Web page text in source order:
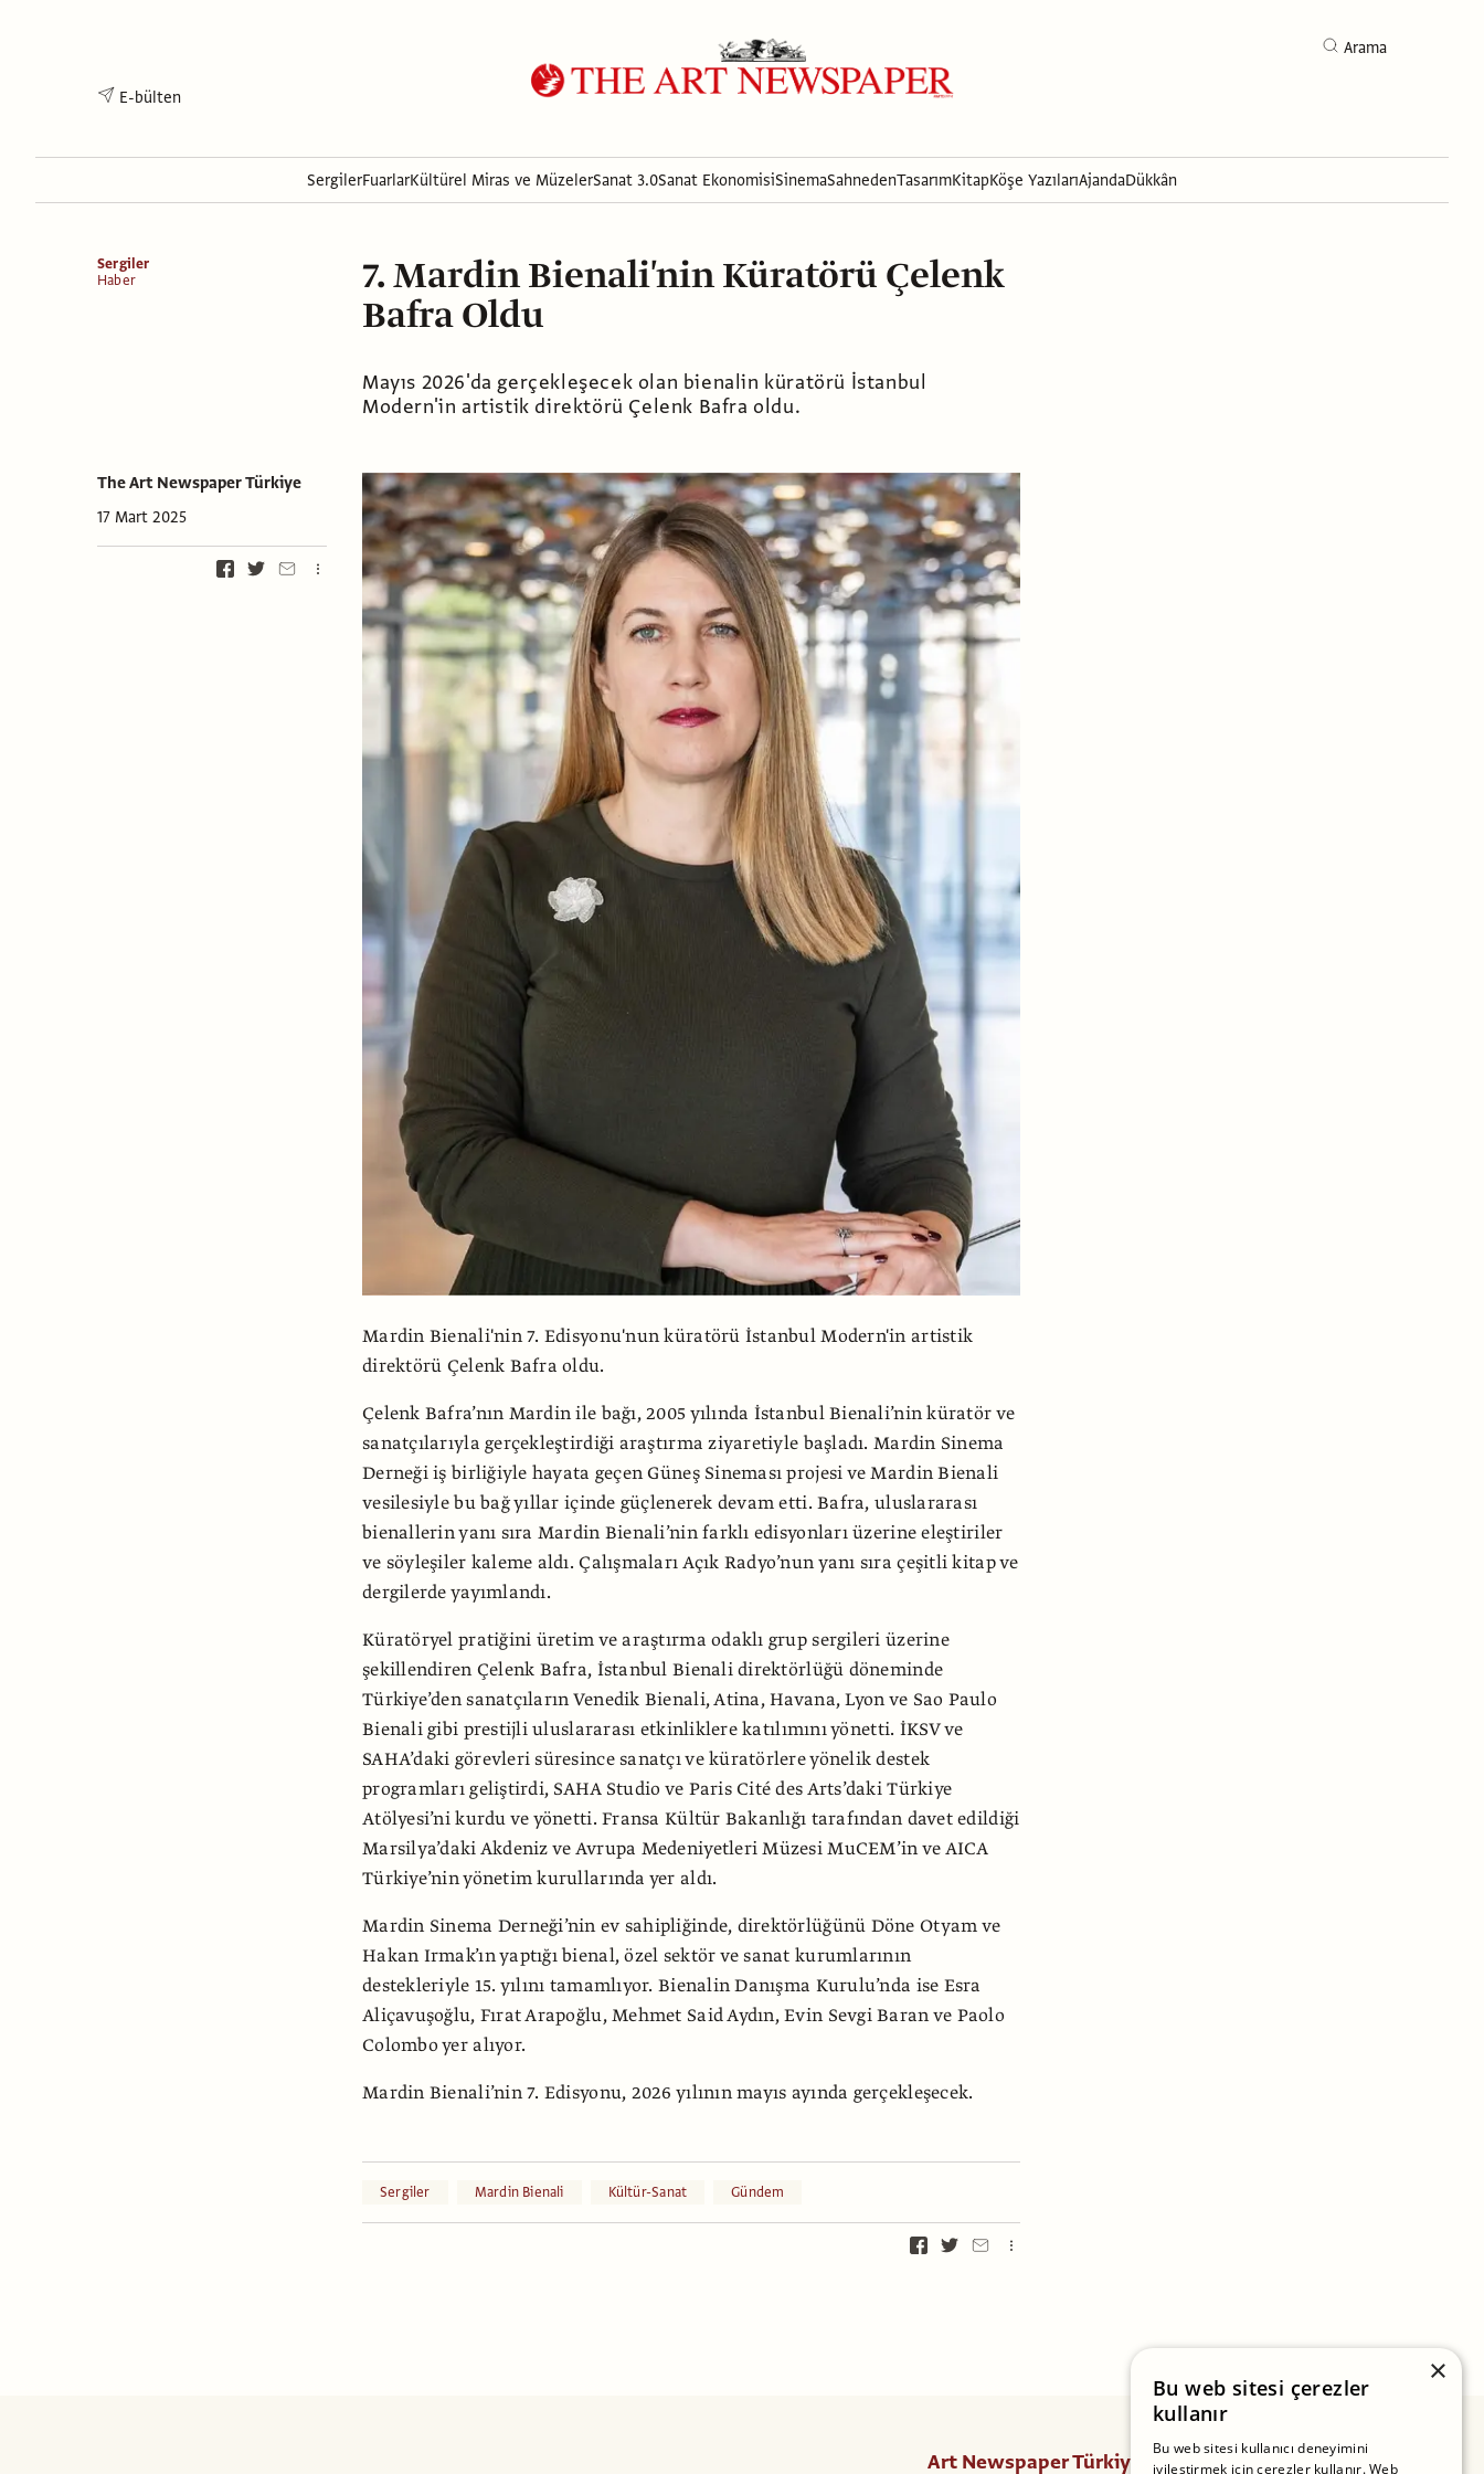
Arama
E-bülten
SergilerFuarlarKültürel Miras ve MüzelerSanat 3.0Sanat EkonomisiSinemaSahnedenTasarımKitapKöşe YazılarıAjandaDükkân
Sergiler
Haber
7. Mardin Bienali'nin Küratörü Çelenk
Bafra Oldu
Mayıs 2026'da gerçekleşecek olan bienalin küratörü İstanbul
Modern'in artistik direktörü Çelenk Bafra oldu.
The Art Newspaper Türkiye
17 Mart 2025
Mardin Bienali'nin 7. Edisyonu'nun küratörü İstanbul Modern'in artistik
direktörü Çelenk Bafra oldu.
Çelenk Bafra’nın Mardin ile bağı, 2005 yılında İstanbul Bienali’nin küratör ve
sanatçılarıyla gerçekleştirdiği araştırma ziyaretiyle başladı. Mardin Sinema
Derneği iş birliğiyle hayata geçen Güneş Sineması projesi ve Mardin Bienali
vesilesiyle bu bağ yıllar içinde güçlenerek devam etti. Bafra, uluslararası
bienallerin yanı sıra Mardin Bienali’nin farklı edisyonları üzerine eleştiriler
ve söyleşiler kaleme aldı. Çalışmaları Açık Radyo’nun yanı sıra çeşitli kitap ve
dergilerde yayımlandı.
Küratöryel pratiğini üretim ve araştırma odaklı grup sergileri üzerine
şekillendiren Çelenk Bafra, İstanbul Bienali direktörlüğü döneminde
Türkiye’den sanatçıların Venedik Bienali, Atina, Havana, Lyon ve Sao Paulo
Bienali gibi prestijli uluslararası etkinliklere katılımını yönetti. İKSV ve
SAHA’daki görevleri süresince sanatçı ve küratörlere yönelik destek
programları geliştirdi, SAHA Studio ve Paris Cité des Arts’daki Türkiye
Atölyesi’ni kurdu ve yönetti. Fransa Kültür Bakanlığı tarafından davet edildiği
Marsilya’daki Akdeniz ve Avrupa Medeniyetleri Müzesi MuCEM’in ve AICA
Türkiye’nin yönetim kurullarında yer aldı.
Mardin Sinema Derneği’nin ev sahipliğinde, direktörlüğünü Döne Otyam ve
Hakan Irmak’ın yaptığı bienal, özel sektör ve sanat kurumlarının
destekleriyle 15. yılını tamamlıyor. Bienalin Danışma Kurulu’nda ise Esra
Aliçavuşoğlu, Fırat Arapoğlu, Mehmet Said Aydın, Evin Sevgi Baran ve Paolo
Colombo yer alıyor.
Mardin Bienali’nin 7. Edisyonu, 2026 yılının mayıs ayında gerçekleşecek.
Sergiler Mardin Bienali Kültür-Sanat Gündem
Art Newspaper Türkiye Takip Edin
×
Bu web sitesi çerezler
kullanır
Bu web sitesi kullanıcı deneyimini
iyileştirmek için çerezler kullanır. Web